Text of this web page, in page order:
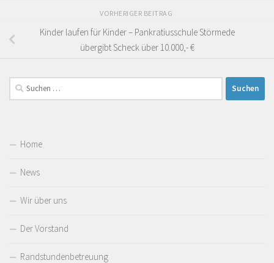
VORHERIGER BEITRAG
Kinder laufen für Kinder – Pankratiusschule Störmede
übergibt Scheck über 10.000,- €
Suchen
nach:
Home
News
Wir über uns
Der Vorstand
Randstundenbetreuung